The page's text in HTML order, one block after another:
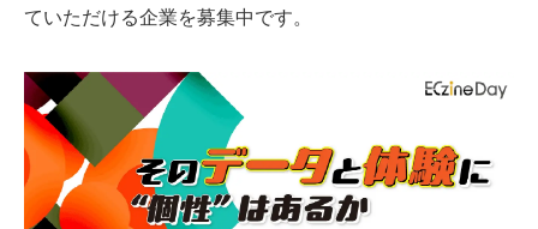
ていただける企業を募集中です。